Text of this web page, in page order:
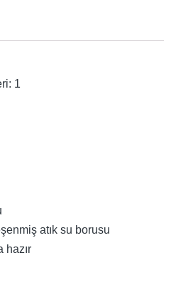
1
atık su borusu
hazır